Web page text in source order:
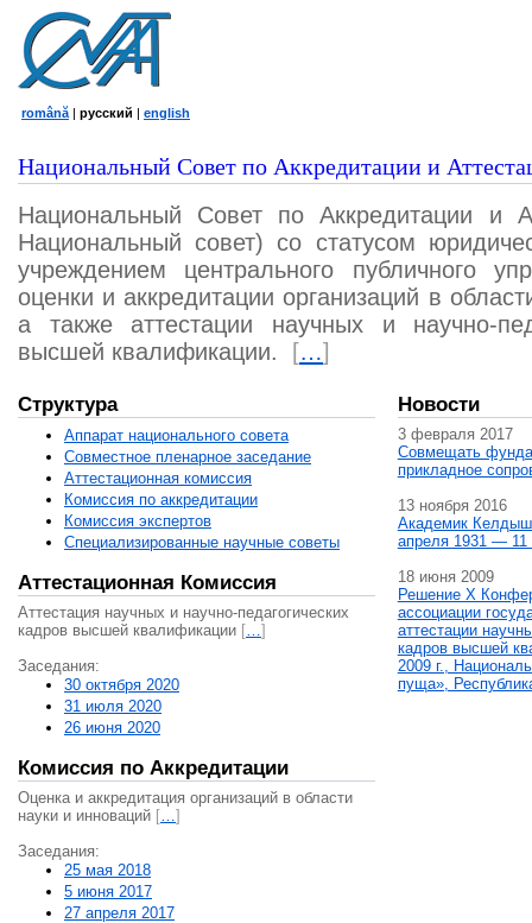
română | русский | english
Национальный Совет по Аккредитации и
Национальный Совет по Аккредитации и
Национальный совет) со статусом
учреждением центрального публичного
оценки и аккредитации организаций в
а также аттестации научных и научно-
высшей квалификации.
[…]
Структура
Аппарат национального совета
Совместное пленарное заседание
Аттестационная комисcия
Комиссия по аккредитации
Комиссия экспертов
Специализированные научные советы
Аттестационная Комиссия
Аттестация научных и научно-педагогических
кадров высшей квалификации […]
Заседания:
30 октября 2020
31 июля 2020
26 июня 2020
Комиссия по Аккредитации
Оценка и аккредитация организаций в области
науки и инноваций […]
Заседания:
25 мая 2018
5 июня 2017
27 апреля 2017
Новости
3 февраля 2017
Совмещать
прикладное
13 ноября 2016
Академик
апреля 1931 — 11
18 июня 2009
Решение X
ассоциации
аттестации
кадров высшей
2009 г.,
пуща»,